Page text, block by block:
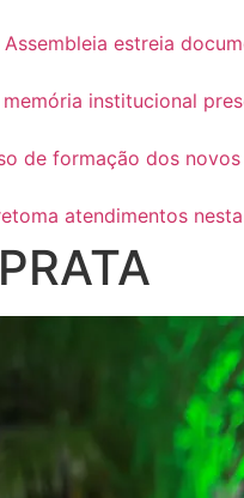
Assembleia estreia
memória institucional
de formação dos novos
atendimentos